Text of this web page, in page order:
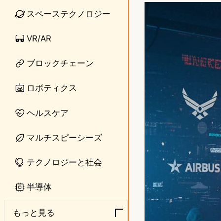
スペーステクノロジー
VR/AR
ブロックチェーン
ロボティクス
ヘルスケア
マルチスピーシーズ
テクノロジーと社会
半導体
もっと見る
e
d
n